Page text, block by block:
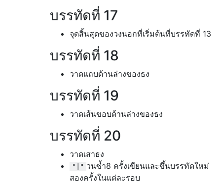
บรรทัดที่ 17
จุดสิ้นสุดของวงนอกที่เริ่มต้นที่บรรทัดที่ 13
บรรทัดที่ 18
วาดแถบด้านล่างของธง
บรรทัดที่ 19
วาดเส้นขอบด้านล่างของธง
บรรทัดที่ 20
วาดเสาธง
"|" วนซ้ำ8 ครั้งเขียนและขึ้นบรรทัดใหม่
สองครั้งในแต่ละรอบ